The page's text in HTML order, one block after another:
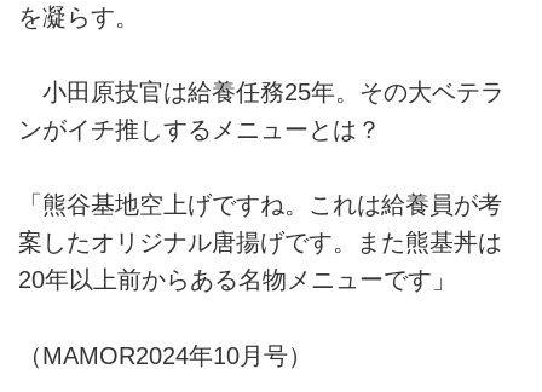
を凝らす。
小田原技官は給養任務25年。その大ベテラ
ンがイチ推しするメニューとは？
「熊谷基地空上げですね。これは給養員が考
案したオリジナル唐揚げです。また熊基丼は
20年以上前からある名物メニューです」
（MAMOR2024年10月号）